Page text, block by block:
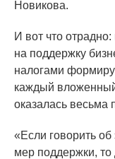
Новикова.
И вот что
на поддержку
налогами
каждый
оказалась весьма
«Если говорить
мер поддержки, то